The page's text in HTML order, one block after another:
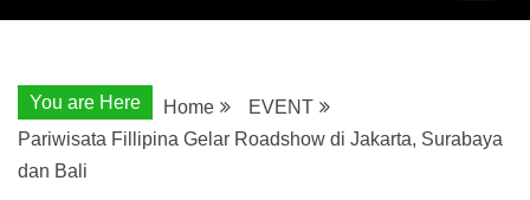
You are Here Home
EVENT
Pariwisata Fillipina Gelar Roadshow di Jakarta, Surabaya
dan Bali